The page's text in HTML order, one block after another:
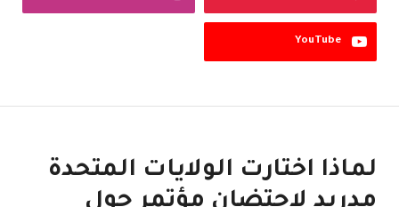
YouTube
لماذا اختارت الولايات المتحدة